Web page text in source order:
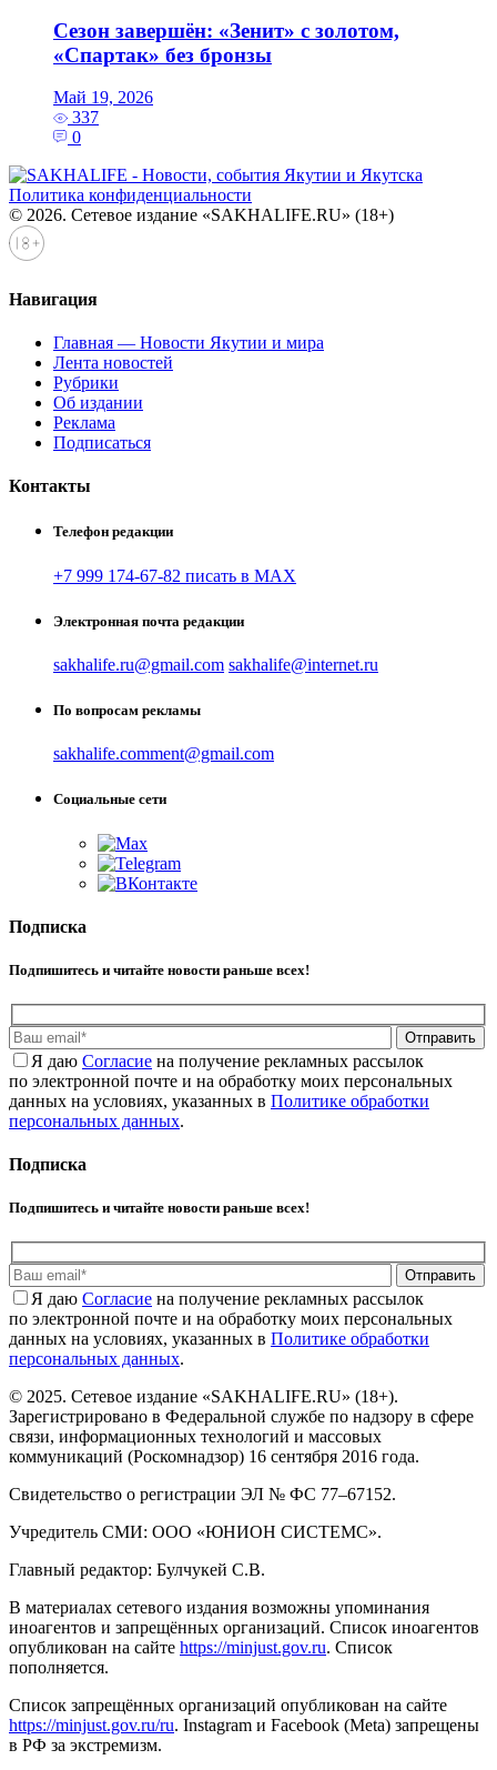
Сезон завершён: «Зенит» с золотом,
«Спартак» без бронзы
Май 19, 2026
337
0
Политика конфиденциальности
© 2026. Сетевое издание «SAKHALIFE.RU» (18+)
Навигация
Главная — Новости Якутии и мира
Лента новостей
Рубрики
Об издании
Реклама
Подписаться
Контакты
Телефон редакции
+7 999 174-67-82 писать в MAX
Электронная почта редакции
sakhalife.ru@gmail.com sakhalife@internet.ru
По вопросам рекламы
sakhalife.comment@gmail.com
Социальные сети
Подписка
Подпишитесь и читайте новости раньше всех!
Отправить
Я даю Cогласие на получение рекламных рассылок
по электронной почте и на обработку моих персональных
данных на условиях, указанных в Политике обработки
персональных данных.
Подписка
Подпишитесь и читайте новости раньше всех!
Отправить
Я даю Cогласие на получение рекламных рассылок
по электронной почте и на обработку моих персональных
данных на условиях, указанных в Политике обработки
персональных данных.
© 2025. Сетевое издание «SAKHALIFE.RU» (18+).
Зарегистрировано в Федеральной службе по надзору в сфере
связи, информационных технологий и массовых
коммуникаций (Роскомнадзор) 16 сентября 2016 года.
Свидетельство о регистрации ЭЛ № ФС 77–67152.
Учредитель СМИ: ООО «ЮНИОН СИСТЕМС».
Главный редактор: Булчукей С.В.
В материалах сетевого издания возможны упоминания
иноагентов и запрещённых организаций. Список иноагентов
опубликован на сайте https://minjust.gov.ru. Список
пополняется.
Список запрещённых организаций опубликован на сайте
https://minjust.gov.ru/ru. Instagram и Facebook (Metа) запрещены
в РФ за экстремизм.